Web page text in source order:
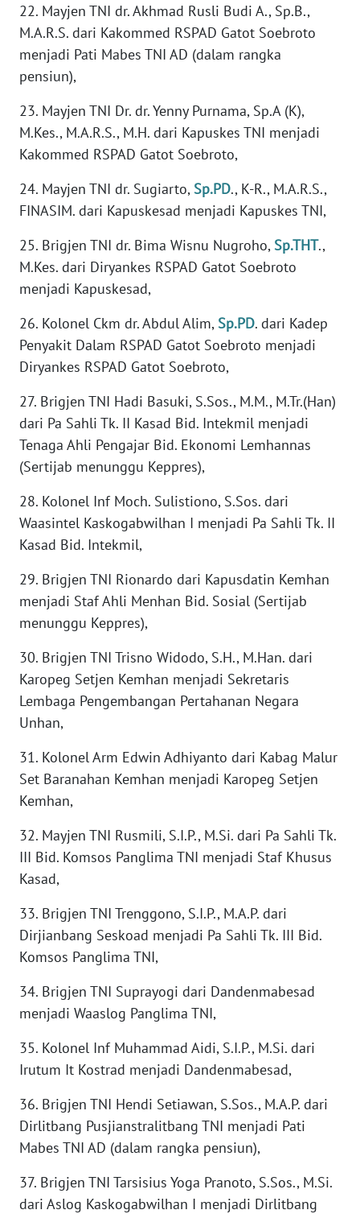
22. Mayjen TNI dr. Akhmad Rusli Budi A., Sp.B.,
M.A.R.S. dari Kakommed RSPAD Gatot Soebroto
menjadi Pati Mabes TNI AD (dalam rangka
pensiun),
23. Mayjen TNI Dr. dr. Yenny Purnama, Sp.A (K),
M.Kes., M.A.R.S., M.H. dari Kapuskes TNI menjadi
Kakommed RSPAD Gatot Soebroto,
24. Mayjen TNI dr. Sugiarto, Sp.PD., K-R., M.A.R.S.,
FINASIM. dari Kapuskesad menjadi Kapuskes TNI,
25. Brigjen TNI dr. Bima Wisnu Nugroho, Sp.THT.,
M.Kes. dari Diryankes RSPAD Gatot Soebroto
menjadi Kapuskesad,
26. Kolonel Ckm dr. Abdul Alim, Sp.PD. dari Kadep
Penyakit Dalam RSPAD Gatot Soebroto menjadi
Diryankes RSPAD Gatot Soebroto,
27. Brigjen TNI Hadi Basuki, S.Sos., M.M., M.Tr.(Han)
dari Pa Sahli Tk. II Kasad Bid. Intekmil menjadi
Tenaga Ahli Pengajar Bid. Ekonomi Lemhannas
(Sertijab menunggu Keppres),
28. Kolonel Inf Moch. Sulistiono, S.Sos. dari
Waasintel Kaskogabwilhan I menjadi Pa Sahli Tk. II
Kasad Bid. Intekmil,
29. Brigjen TNI Rionardo dari Kapusdatin Kemhan
menjadi Staf Ahli Menhan Bid. Sosial (Sertijab
menunggu Keppres),
30. Brigjen TNI Trisno Widodo, S.H., M.Han. dari
Karopeg Setjen Kemhan menjadi Sekretaris
Lembaga Pengembangan Pertahanan Negara
Unhan,
31. Kolonel Arm Edwin Adhiyanto dari Kabag Malur
Set Baranahan Kemhan menjadi Karopeg Setjen
Kemhan,
32. Mayjen TNI Rusmili, S.I.P., M.Si. dari Pa Sahli Tk.
III Bid. Komsos Panglima TNI menjadi Staf Khusus
Kasad,
33. Brigjen TNI Trenggono, S.I.P., M.A.P. dari
Dirjianbang Seskoad menjadi Pa Sahli Tk. III Bid.
Komsos Panglima TNI,
34. Brigjen TNI Suprayogi dari Dandenmabesad
menjadi Waaslog Panglima TNI,
35. Kolonel Inf Muhammad Aidi, S.I.P., M.Si. dari
Irutum It Kostrad menjadi Dandenmabesad,
36. Brigjen TNI Hendi Setiawan, S.Sos., M.A.P. dari
Dirlitbang Pusjianstralitbang TNI menjadi Pati
Mabes TNI AD (dalam rangka pensiun),
37. Brigjen TNI Tarsisius Yoga Pranoto, S.Sos., M.Si.
dari Aslog Kaskogabwilhan I menjadi Dirlitbang
WN
SULUT
WN
WN
MALUT
WN
DAIRI
DANAU
TOBA
WN
NIAS
WN
LANGKAT
WN
TAPANULI
WN
TANJUNG
WN
KARO
WN
SIMALUNGUN
WN
WN
TAPANULI
WN DELI
SERDANG
WN
TEBING
TINGGI
WN
PAKPAK
WN
KARAWANG
BEKASI
WN
BOGOR